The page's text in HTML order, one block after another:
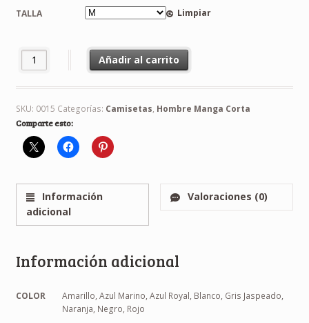
TALLA Limpiar
Camiseta Ferrari cantidadAñadir al carrito
SKU: 0015 Categorías: Camisetas, Hombre Manga Corta
Comparte esto:
Información
adicional
Valoraciones (0)
Información adicional
COLOR
Amarillo, Azul Marino, Azul Royal, Blanco, Gris Jaspeado,
Naranja, Negro, Rojo